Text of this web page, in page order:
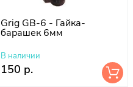
Grig GB-6 - Гайка-
барашек 6мм
В наличии
150 р.